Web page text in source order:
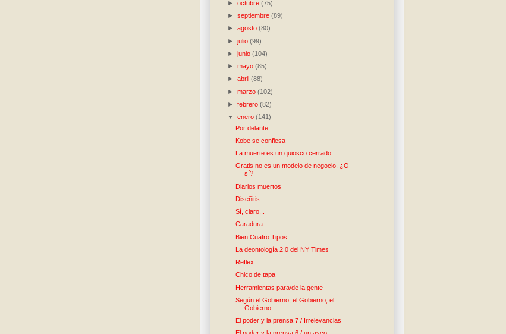
►octubre(75)
►septiembre(89)
►agosto(80)
►julio(99)
►junio(104)
►mayo(85)
►abril(88)
►marzo(102)
►febrero(82)
▼enero(141)
Por delante
Kobe se confiesa
La muerte es un quiosco cerrado
Gratis no es un modelo de negocio. ¿O
sí?
Diarios muertos
Diseñitis
Sí, claro...
Caradura
Bien Cuatro Tipos
La deontología 2.0 del NY Times
Reflex
Chico de tapa
Herramientas para/de la gente
Según el Gobierno, el Gobierno, el
Gobierno
El poder y la prensa 7 / Irrelevancias